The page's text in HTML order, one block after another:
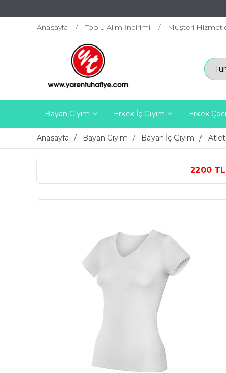
Anasayfa Toplu Alım İndirimi Müşteri
Bayan Giyim Erkek İç Giyim Erkek
Anasayfa Bayan Giyim Bayan İç Giyim Atlet
2200 TL ÜZERİ ÜCRETSİZ